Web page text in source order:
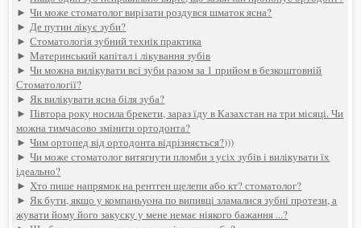
►Чи може стоматолог вирізати роздувся шматок ясна?
►Де путин лікує зуби?
►Стоматологія зубний технік практика
►Материнський капітал і лікування зубів
►Чи можна вилікувати всі зуби разом за 1 прийом в безкоштовній
Стоматології?
►Як вилікувати ясна біля зуба?
►Півтора року носила брекети, зараз їду в Казахстан на три місяці. Чи
можна тимчасово змінити ортодонта?
►Чим ортопед від ортодонта відрізняється?)))
►Чи може стоматолог витягнути пломби з усіх зубів і вилікувати їх
ідеально?
►Хто пише напрямок на рентген щелепи або кт? стоматолог?
►Як бути, якщо у компаньyoна по випивці зламалися зубні протези, а
жувати йому його закуску у мене немає ніякого бажання ...?